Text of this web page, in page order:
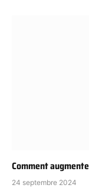
Comment
24 septembre 2024